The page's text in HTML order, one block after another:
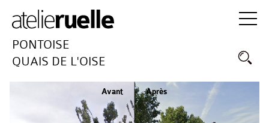
PONTOISE
QUAIS DE L'OISE
Avant Après